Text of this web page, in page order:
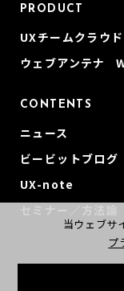
PRODUCT
UXチームクラウ
ウェブアンテナ
CONTENTS
ニュース
ビービットブログ
UX-note
セミナー／方法論
プライバ
当ウェブサ
プ